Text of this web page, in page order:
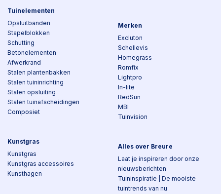
Tuinelementen
Opsluitbanden
Stapelblokken
Schutting
Betonelementen
Afwerkrand
Stalen plantenbakken
Stalen tuininrichting
Stalen opsluiting
Stalen tuinafscheidingen
Composiet
Kunstgras
Kunstgras
Kunstgras accessoires
Kunsthagen
Merken
Excluton
Schellevis
Homegrass
Romfix
Lightpro
In-lite
RedSun
MBI
Tuinvision
Alles over Breure
Laat je inspireren door onze
nieuwsberichten
Tuininspiratie | De mooiste
tuintrends van nu